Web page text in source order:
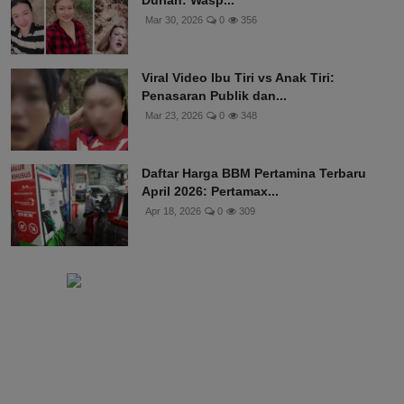
Mar 30, 2026 0 356
Viral Video Ibu Tiri vs Anak Tiri:
Penasaran Publik dan...
Mar 23, 2026 0 348
Daftar Harga BBM Pertamina Terbaru
April 2026: Pertamax...
Apr 18, 2026 0 309